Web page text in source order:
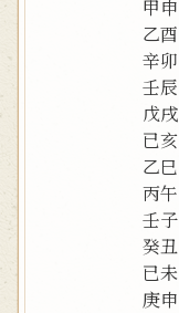
甲申
乙酉
辛卯
壬辰
戊戌
已亥
乙巳
丙午
壬子
癸丑
已未
庚申